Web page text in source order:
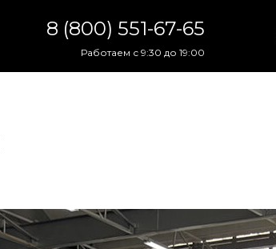
Работаем с 9:30 до 19:00
8 (800) 551-67-65